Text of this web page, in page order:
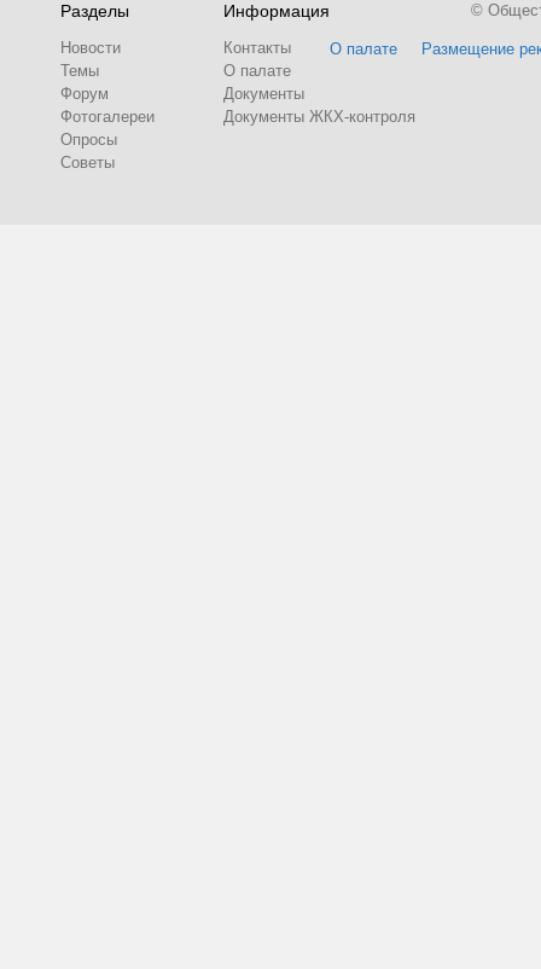
Разделы
Новости
Темы
Форум
Фотогалереи
Опросы
Советы
Информация
Контакты
О палате
Документы
Документы ЖКХ-контроля
О палате Размещение
©